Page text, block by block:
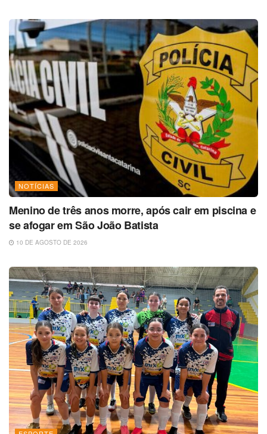
NOTÍCIAS
Menino de três anos morre, após cair em piscina e
se afogar em São João Batista
10 DE AGOSTO DE 2026